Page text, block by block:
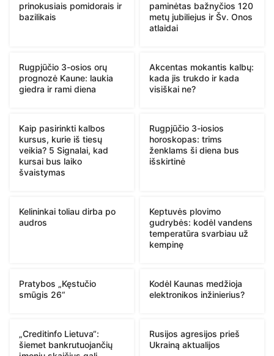
prinokusiais pomidorais ir
bazilikais
paminėtas bažnyčios 120
metų jubiliejus ir Šv. Onos
atlaidai
Rugpjūčio 3-osios orų
prognozė Kaune: laukia
giedra ir rami diena
Akcentas mokantis kalbų:
kada jis trukdo ir kada
visiškai ne?
Kaip pasirinkti kalbos
kursus, kurie iš tiesų
veikia? 5 Signalai, kad
kursai bus laiko
švaistymas
Rugpjūčio 3-iosios
horoskopas: trims
ženklams ši diena bus
išskirtinė
Kelininkai toliau dirba po
audros
Keptuvės plovimo
gudrybės: kodėl vandens
temperatūra svarbiau už
kempinę
Pratybos „Kęstučio
smūgis 26“
Kodėl Kaunas medžioja
elektronikos inžinierius?
„Creditinfo Lietuva“:
šiemet bankrutuojančių
Rusijos agresijos prieš
Ukrainą aktualijos